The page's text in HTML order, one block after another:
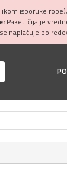
isporuke
Paketi čija je
naplaćuje po